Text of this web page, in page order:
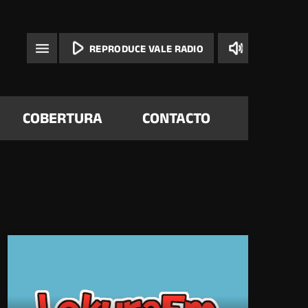
COBERTURA CONTACTO
menu play_arrowREPRODUCE VALE RADIO volume_up